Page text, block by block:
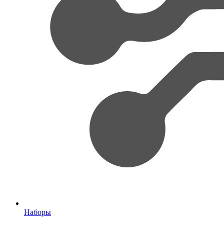
Наборы